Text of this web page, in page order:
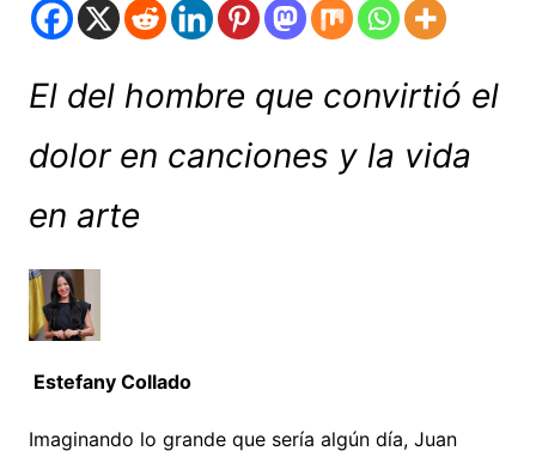
El del hombre que convirtió el
dolor en canciones y la vida
en arte
Estefany Collado
Imaginando lo grande que sería algún día, Juan